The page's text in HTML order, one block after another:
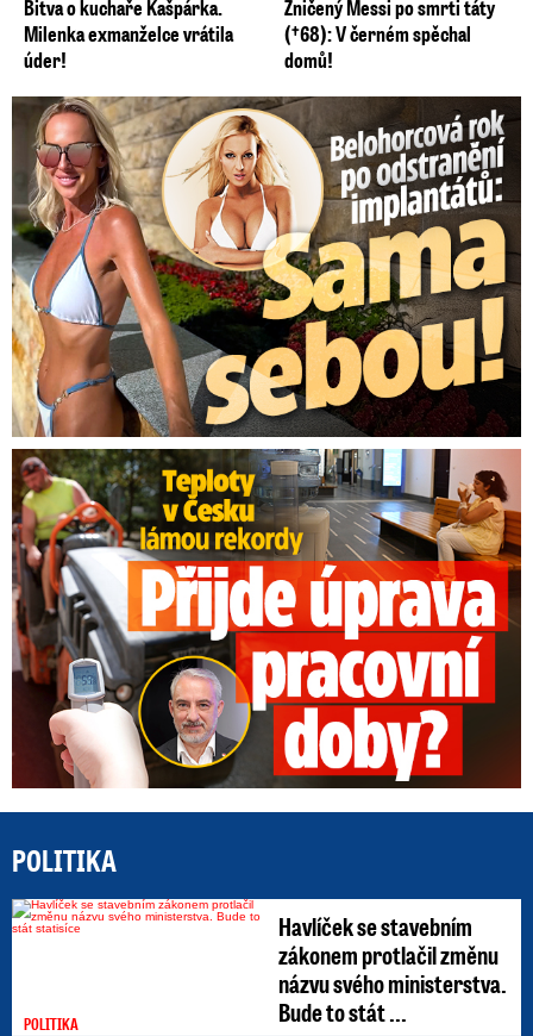
Bitva o kuchaře Kašpárka.
Milenka exmanželce vrátila
úder!
Zničený Messi po smrti táty
(†68): V černém spěchal
domů!
Belohorcová rok po odstranění implantátů: Konečně sama sebou
Teploty v Česku lámou rekordy: Přijde úprava pracovní doby?
POLITIKA
POLITIKA
Havlíček se stavebním
zákonem protlačil změnu
názvu svého ministerstva.
Bude to stát ...